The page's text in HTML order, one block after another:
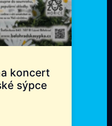
koncert
sýpce